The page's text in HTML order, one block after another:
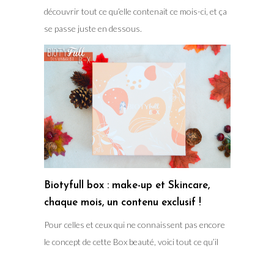
découvrir tout ce qu’elle contenait ce mois-ci, et ça
se passe juste en dessous.
Biotyfull box : make-up et Skincare,
chaque mois, un contenu exclusif !
Pour celles et ceux qui ne connaissent pas encore
le concept de cette Box beauté, voici tout ce qu’il